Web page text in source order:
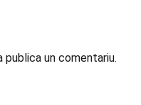
publica un comentariu.